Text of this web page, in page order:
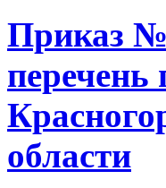
Приказ
перечень
области